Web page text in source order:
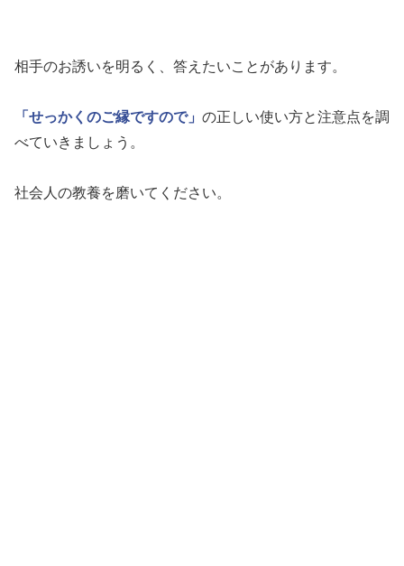
相手のお誘いを明るく、答えたいことがあります。
「せっかくのご縁ですので」 の正しい使い方と注意点を調
べていきましょう。
社会人の教養を磨いてください。